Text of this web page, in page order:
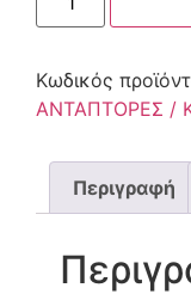
Κωδικός
ΑNΤΑΠΤΟΡΕΣ /
Περιγραφή